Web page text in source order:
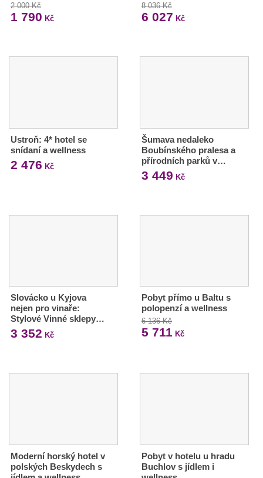
2 000 Kč
1 790 Kč
8 036 Kč
6 027 Kč
Ustroň: 4* hotel se
snídaní a wellness
2 476 Kč
Šumava nedaleko
Boubínského pralesa a
přírodních parků v…
3 449 Kč
Slovácko u Kyjova
nejen pro vinaře:
Stylové Vinné sklepy…
3 352 Kč
Pobyt přímo u Baltu s
polopenzí a wellness
6 136 Kč
5 711 Kč
Moderní horský hotel v
polských Beskydech s
Pobyt v hotelu u hradu
Buchlov s jídlem i